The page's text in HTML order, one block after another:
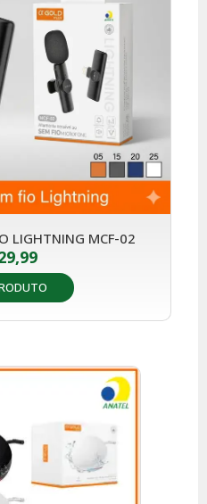
LIGHTNING MCF-02